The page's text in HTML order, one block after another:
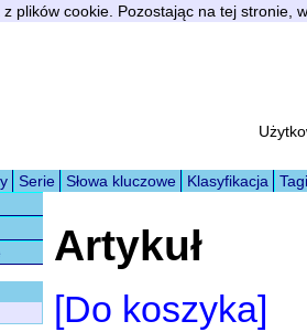
plików cookie. Pozostając na tej stronie,
Serie Słowa kluczowe Klasyfikacja
Tagi
Artykuł
[Do koszyka]